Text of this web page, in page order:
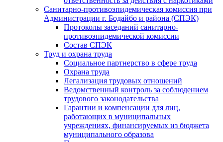
Санитарно-противоэпидемическая комиссия при
Администрации г. Бодайбо и района (СПЭК)
Протоколы заседаний санитарно-
противоэпидемической комиссии
Состав СПЭК
Труд и охрана труда
Социальное партнерство в сфере труда
Охрана труда
Легализация трудовых отношений
Ведомственный контроль за соблюдением
трудового законодательства
Гарантии и компенсации для лиц,
работающих в муниципальных
учреждениях, финансируемых из бюджета
муниципального образова